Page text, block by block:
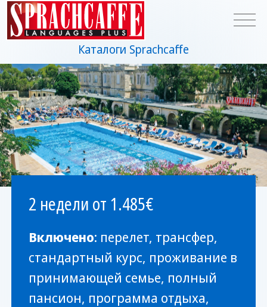
Каталоги Sprachcaffe
2 недели от 1.485€
Включено: перелет, трансфер,
стандартный курс, проживание в
принимающей семье, полный
пансион, программа отдыха,